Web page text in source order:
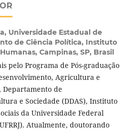
Universidade Estadual de
de Ciência Política, Instituto
Campinas, SP, Brasil
pelo Programa de Pós-graduação
Agricultura e
Departamento de
e Sociedade (DDAS), Instituto
da Universidade Federal
Atualmente, doutorando